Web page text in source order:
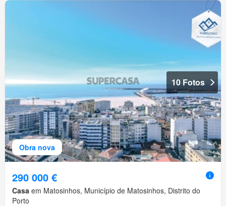
Obra nova
10 Fotos
290 000 €
Casa em Matosinhos, Município de Matosinhos, Distrito do
Porto